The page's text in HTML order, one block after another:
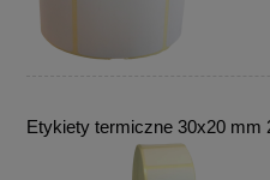
Etykiety termiczne 30x20 mm